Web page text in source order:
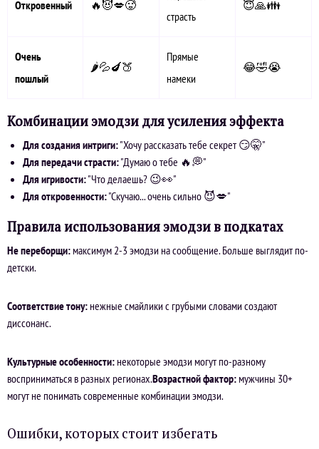
Откровенный 🔥😈💋🥵
страсть
😇🙏👪
Очень
пошлый
🌶️💦🍆🍑
Прямые
намеки
😂🤣😭
Комбинации эмодзи для усиления эффекта
Для создания интриги:"Хочу рассказать тебе секрет 😏🤫"
Для передачи страсти:"Думаю о тебе 🔥💭"
Для игривости:"Что делаешь? 😉👀"
Для откровенности:"Скучаю... очень сильно 😈💋"
Правила использования эмодзи в подкатах
Не переборщи: максимум 2-3 эмодзи на сообщение. Больше выглядит по-
детски.
Соответствие тону: нежные смайлики с грубыми словами создают
диссонанс.
Культурные особенности: некоторые эмодзи могут по-разному
восприниматься в разных регионах.Возрастной фактор: мужчины 30+
могут не понимать современные комбинации эмодзи.
Ошибки, которых стоит избегать